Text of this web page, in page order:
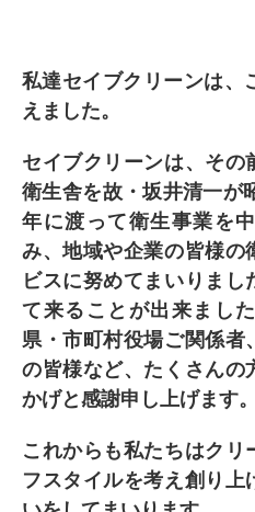
私達セイブクリーンは、
えました。
セイブクリーンは、その
衛生舎を故・坂井清一が
年に渡って衛生事業を
み、地域や企業の皆様の
ビスに努めてまいりま
て来ることが出来まし
県・市町村役場ご関係者
の皆様など、たくさんの
かげと感謝申し上げます。
これからも私たちはクリ
フスタイルを考え創り